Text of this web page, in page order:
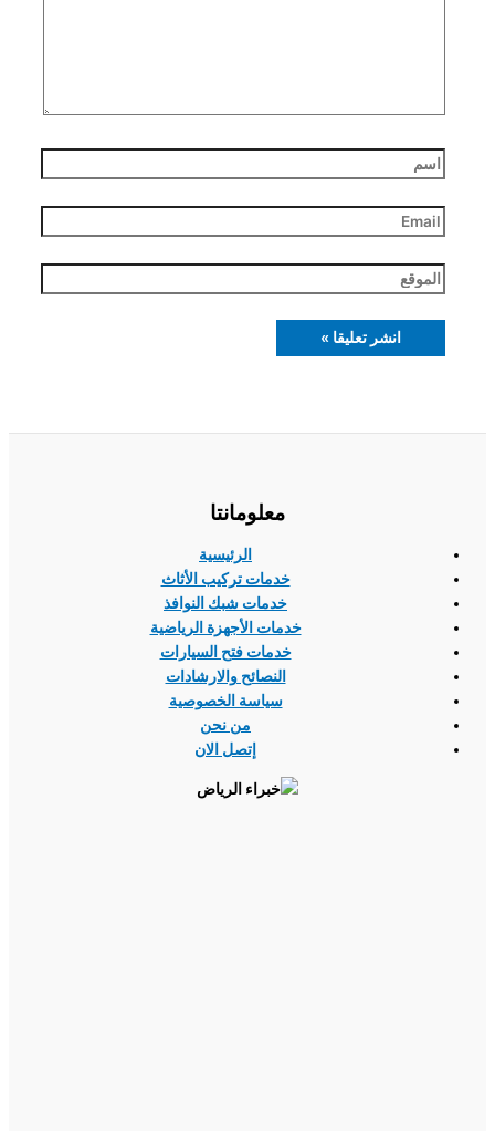
اسم
Email
الموقع
معلومانتا
الرئيسية
خدمات تركيب الأثاث
خدمات شبك النوافذ
خدمات الأجهزة الرياضية
خدمات فتح السيارات
النصائح والارشادات
سياسة الخصوصية
من نحن
إتصل الان